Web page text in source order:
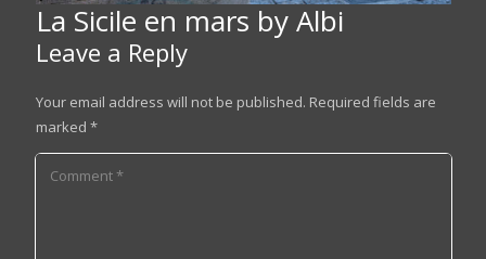
La Sicile en mars by Albi
Leave a Reply
Your email address will not be published. Required fields are
marked *